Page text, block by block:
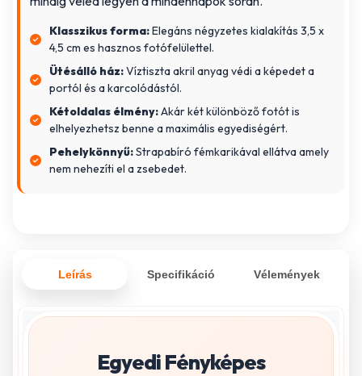
Klasszikus forma:Elegáns négyzetes kialakítás 3,5 x
4,5 cm es hasznos fotófelülettel.
Ütésálló ház:Víztiszta akril anyag védi a képedet a
portól és a karcolódástól.
Kétoldalas élmény:Akár két különböző fotót is
elhelyezhetsz benne a maximális egyediségért.
Pehelykönnyű:Strapabíró fémkarikával ellátva amely
nem nehezíti el a zsebedet.
Leírás Specifikáció Vélemények
Egyedi Fényképes